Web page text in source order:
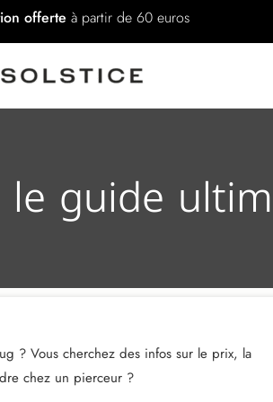
offerte à partir de 60 euros
guide
? Vous cherchez des infos sur le prix, la
chez un pierceur ?